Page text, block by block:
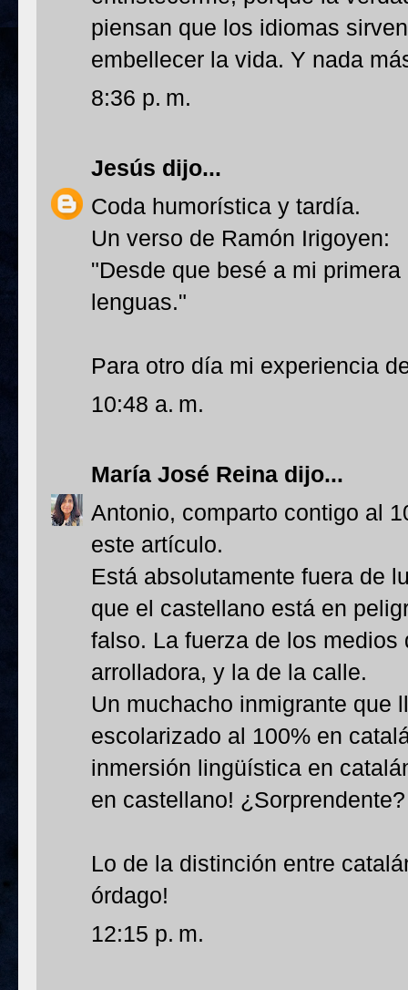
piensan que los idiomas
embellecer la vida. Y nada
8:36 p. m.
Jesús dijo...
Coda humorística y tardía.
Un verso de Ramón Irigoyen:
"Desde que besé a mi
lenguas."
Para otro día mi experiencia
10:48 a. m.
María José Reina dijo...
Antonio, comparto contigo al
este artículo.
Está absolutamente fuera de
que el castellano está en
falso. La fuerza de los medios
arrolladora, y la de la calle.
Un muchacho inmigrante que
escolarizado al 100% en
inmersión lingüística en
en castellano! ¿Sorprendente?
Lo de la distinción entre
órdago!
12:15 p. m.